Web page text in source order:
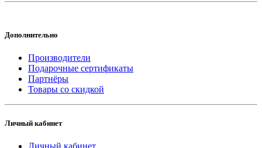
Дополнительно
Производители
Подарочные сертификаты
Партнёры
Товары со скидкой
Личный кабинет
Личный кабинет